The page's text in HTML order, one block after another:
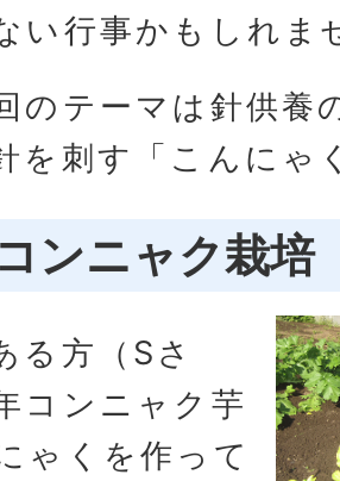
い行事かもしれま
のテーマは針供養
を刺す「こんにゃ
ンニャク栽培
る方（Sさ
コンニャク芋
ゃくを作って